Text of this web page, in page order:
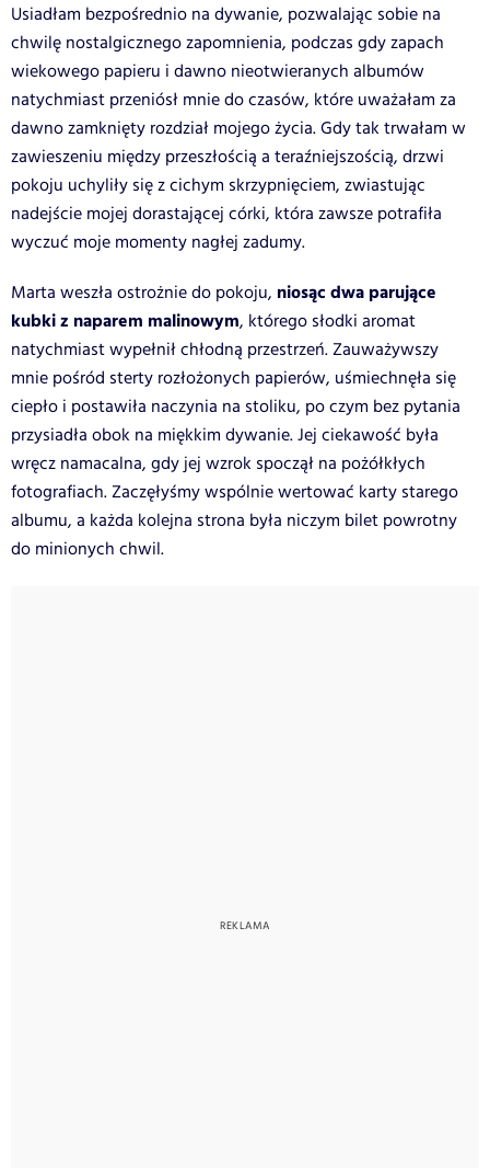
Usiadłam bezpośrednio na dywanie, pozwalając sobie na
chwilę nostalgicznego zapomnienia, podczas gdy zapach
wiekowego papieru i dawno nieotwieranych albumów
natychmiast przeniósł mnie do czasów, które uważałam za
dawno zamknięty rozdział mojego życia. Gdy tak trwałam w
zawieszeniu między przeszłością a teraźniejszością, drzwi
pokoju uchyliły się z cichym skrzypnięciem, zwiastując
nadejście mojej dorastającej córki, która zawsze potrafiła
wyczuć moje momenty nagłej zadumy.
Marta weszła ostrożnie do pokoju, niosąc dwa parujące
kubki z naparem malinowym, którego słodki aromat
natychmiast wypełnił chłodną przestrzeń. Zauważywszy
mnie pośród sterty rozłożonych papierów, uśmiechnęła się
ciepło i postawiła naczynia na stoliku, po czym bez pytania
przysiadła obok na miękkim dywanie. Jej ciekawość była
wręcz namacalna, gdy jej wzrok spoczął na pożółkłych
fotografiach. Zaczęłyśmy wspólnie wertować karty starego
albumu, a każda kolejna strona była niczym bilet powrotny
do minionych chwil.